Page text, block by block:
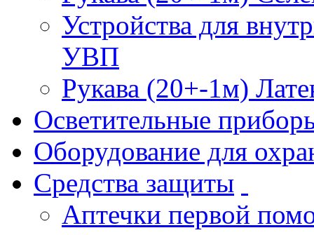
Устройства для
УВП
Рукава (20+-1м)
Осветительные
Оборудование для
Средства защиты
Аптечки первой